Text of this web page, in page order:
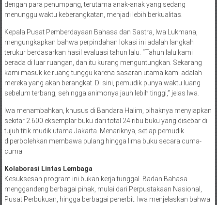
dengan para penumpang, terutama anak-anak yang sedang
menunggu waktu keberangkatan, menjadi lebih berkualitas.
Kepala Pusat Pemberdayaan Bahasa dan Sastra, Iwa Lukmana,
mengungkapkan bahwa perpindahan lokasi ini adalah langkah
terukur berdasarkan hasil evaluasi tahun lalu. “Tahun lalu kami
berada di luar ruangan, dan itu kurang menguntungkan. Sekarang
kami masuk ke ruang tunggu karena sasaran utama kami adalah
mereka yang akan berangkat. Di sini, pemudik punya waktu luang
sebelum terbang, sehingga animonya jauh lebih tinggi,” jelas Iwa.
Iwa menambahkan, khusus di Bandara Halim, pihaknya menyiapkan
sekitar 2.600 eksemplar buku dari total 24 ribu buku yang disebar di
tujuh titik mudik utama Jakarta. Menariknya, setiap pemudik
diperbolehkan membawa pulang hingga lima buku secara cuma-
cuma.
Kolaborasi Lintas Lembaga
Kesuksesan program ini bukan kerja tunggal. Badan Bahasa
menggandeng berbagai pihak, mulai dari Perpustakaan Nasional,
Pusat Perbukuan, hingga berbagai penerbit. Iwa menjelaskan bahwa